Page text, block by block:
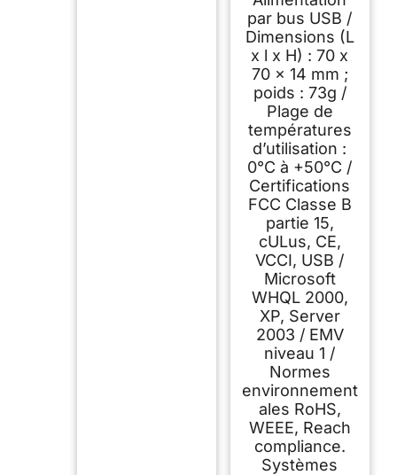
par bus USB /
Dimensions (L
x l x H) : 70 x
70 x 14 mm ;
poids : 73g /
Plage de
températures
d’utilisation :
0°C à +50°C /
Certifications
FCC Classe B
partie 15,
cULus, CE,
VCCI, USB /
Microsoft
WHQL 2000,
XP, Server
2003 / EMV
niveau 1 /
Normes
environnement
ales RoHS,
WEEE, Reach
compliance.
Systèmes